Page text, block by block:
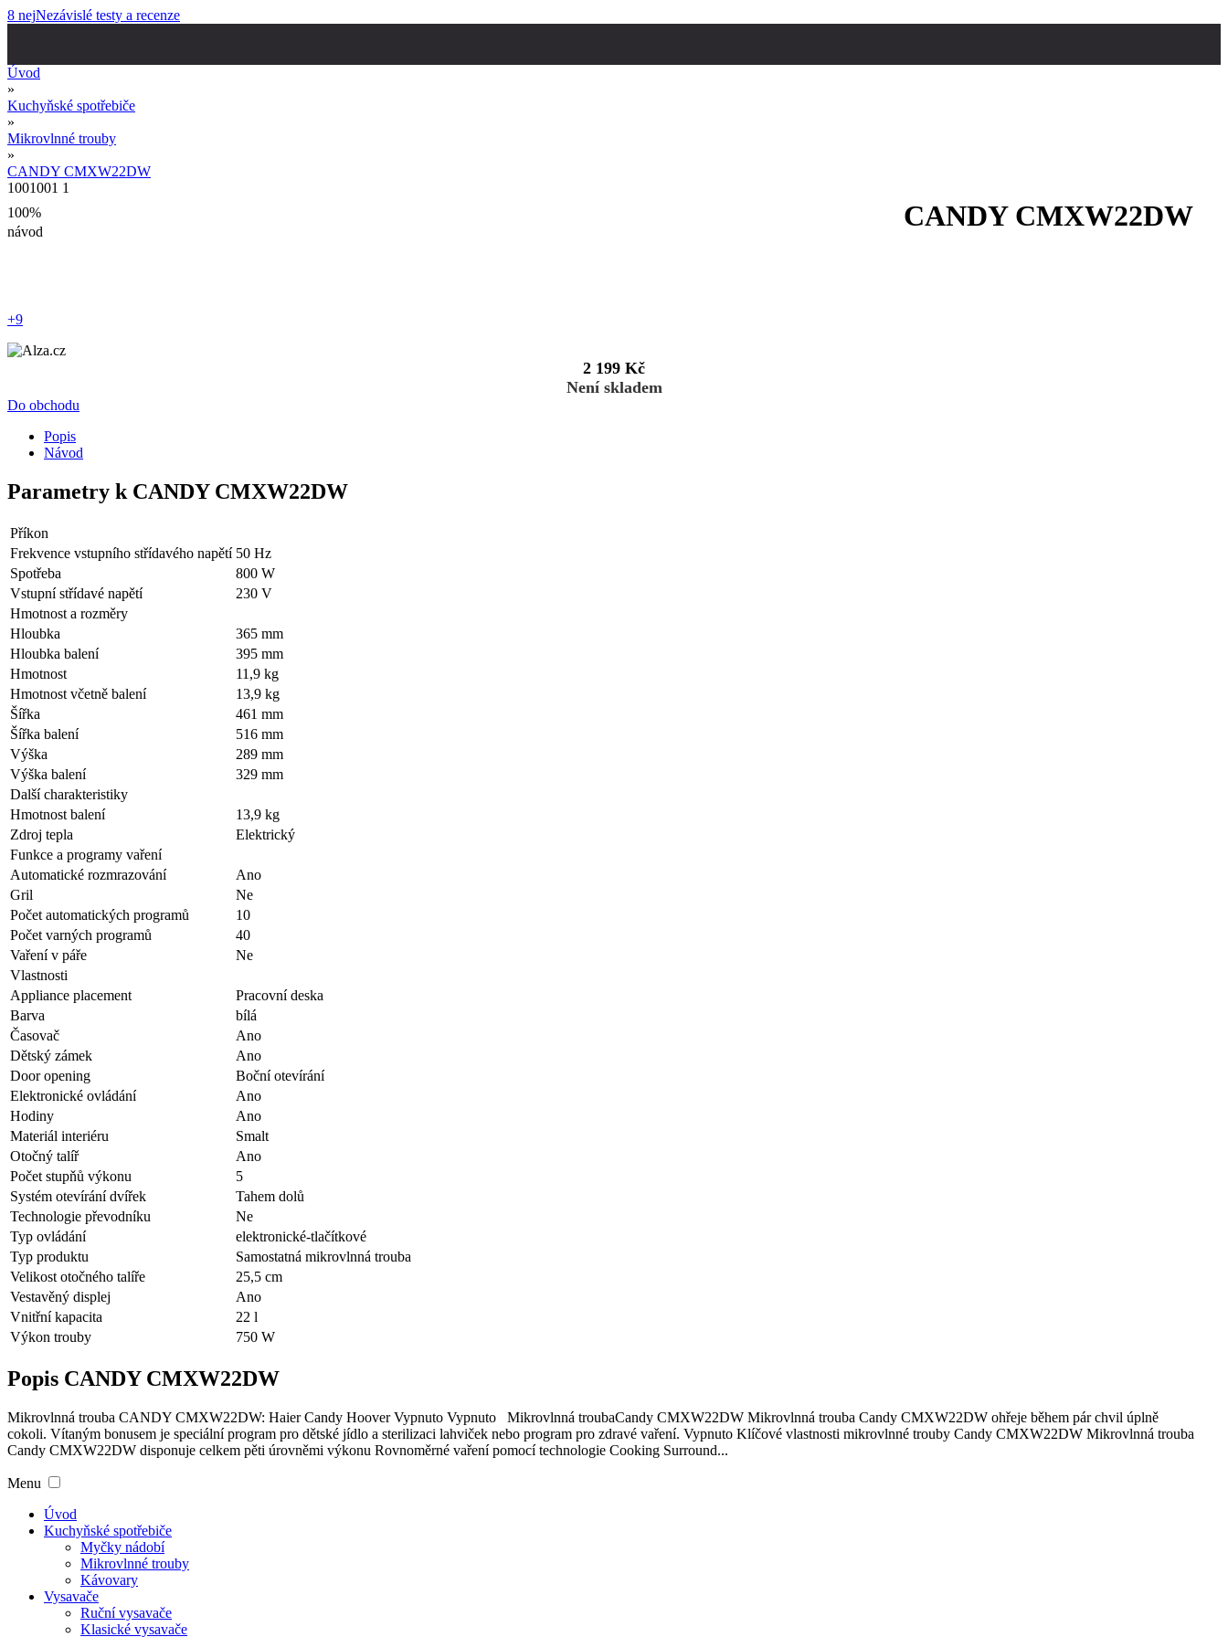
8 nejNezávislé testy a recenze
Úvod
»
Kuchyňské spotřebiče
»
Mikrovlnné trouby
»
CANDY CMXW22DW
CANDY CMXW22DW
1001001 1
100%
návod
+9
2 199 Kč
Není skladem
Do obchodu
Popis
Návod
Parametry k CANDY CMXW22DW
Příkon
Frekvence vstupního střídavého napětí 50 Hz
Spotřeba
800 W
Vstupní střídavé napětí
230 V
Hmotnost a rozměry
Hloubka
365 mm
Hloubka balení
395 mm
Hmotnost
11,9 kg
Hmotnost včetně balení
13,9 kg
Šířka
461 mm
Šířka balení
516 mm
Výška
289 mm
Výška balení
329 mm
Další charakteristiky
Hmotnost balení
13,9 kg
Zdroj tepla
Elektrický
Funkce a programy vaření
Automatické rozmrazování
Ano
Gril
Ne
Počet automatických programů
10
Počet varných programů
40
Vaření v páře
Ne
Vlastnosti
Appliance placement
Pracovní deska
Barva
bílá
Časovač
Ano
Dětský zámek
Ano
Door opening
Boční otevírání
Elektronické ovládání
Ano
Hodiny
Ano
Materiál interiéru
Smalt
Otočný talíř
Ano
Počet stupňů výkonu
5
Systém otevírání dvířek
Tahem dolů
Technologie převodníku
Ne
Typ ovládání
elektronické-tlačítkové
Typ produktu
Samostatná mikrovlnná trouba
Velikost otočného talíře
25,5 cm
Vestavěný displej
Ano
Vnitřní kapacita
22 l
Výkon trouby
750 W
Popis CANDY CMXW22DW
Mikrovlnná trouba CANDY CMXW22DW: Haier Candy Hoover Vypnuto Vypnuto Mikrovlnná troubaCandy CMXW22DW Mikrovlnná trouba Candy CMXW22DW ohřeje během pár chvil úplně
cokoli. Vítaným bonusem je speciální program pro dětské jídlo a sterilizaci lahviček nebo program pro zdravé vaření. Vypnuto Klíčové vlastnosti mikrovlnné trouby Candy CMXW22DW Mikrovlnná trouba
Candy CMXW22DW disponuje celkem pěti úrovněmi výkonu Rovnoměrné vaření pomocí technologie Cooking Surround...
Menu
Úvod
Kuchyňské spotřebiče
Myčky nádobí
Mikrovlnné trouby
Kávovary
Vysavače
Ruční vysavače
Klasické vysavače